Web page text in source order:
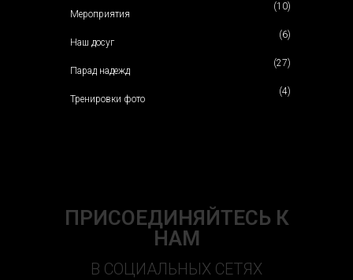
Мероприятия
(10)
Наш досуг
(6)
Парад надежд
(27)
Тренировки фото
(4)
ПРИСОЕДИНЯЙТЕСЬ К
НАМ
В СОЦИАЛЬНЫХ СЕТЯХ